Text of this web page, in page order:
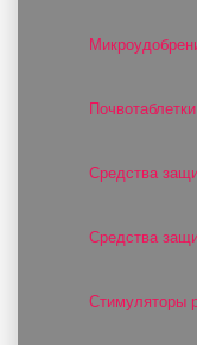
Почвотаблетки
Средства
Средства
Стимуляторы